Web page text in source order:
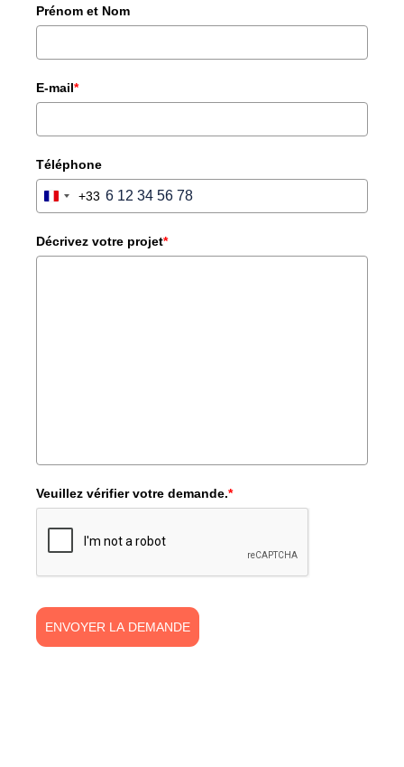
Prénom et Nom
E-mail*
Téléphone
FRANCE
+33
Décrivez votre projet*
Veuillez vérifier votre demande.*
ENVOYER LA DEMANDE